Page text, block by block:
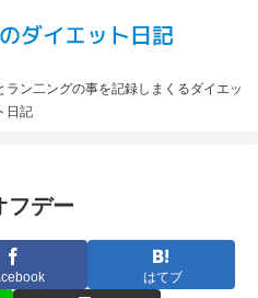
ン二ングの事を記録しまくるダイエッ
日記
フデー
はてブ